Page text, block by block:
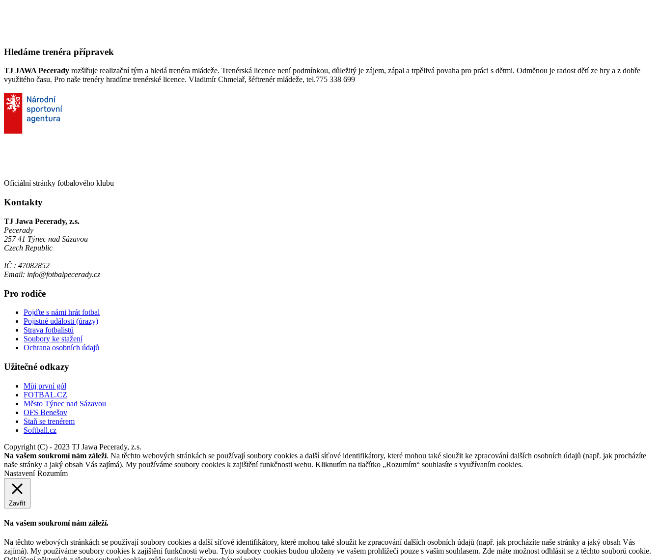
Hledáme trenéra přípravek
TJ JAWA Pecerady rozšiřuje realizační tým a hledá trenéra mládeže. Trenérská licence není podmínkou, důležitý je zájem, zápal a trpělivá povaha pro práci s dětmi. Odměnou je radost dětí ze hry a z dobře
využitého času. Pro naše trenéry hradíme trenérské licence. Vladimír Chmelař, šéftrenér mládeže, tel.775 338 699
Oficiální stránky fotbalového klubu
Kontakty
TJ Jawa Pecerady, z.s.
Pecerady
257 41 Týnec nad Sázavou
Czech Republic
IČ : 47082852
Email: info@fotbalpecerady.cz
Pro rodiče
Pojďte s námi hrát fotbal
Pojistné události (úrazy)
Strava fotbalistů
Soubory ke stažení
Ochrana osobních údajů
Užitečné odkazy
Můj první gól
FOTBAL.CZ
Město Týnec nad Sázavou
OFS Benešov
Staň se trenérem
Softball.cz
Copyright (C) - 2023 TJ Jawa Pecerady, z.s.
Na vašem soukromí nám záleží. Na těchto webových stránkách se používají soubory cookies a další síťové identifikátory, které mohou také sloužit ke zpracování dalších osobních údajů (např. jak procházíte
naše stránky a jaký obsah Vás zajímá). My používáme soubory cookies k zajištění funkčnosti webu. Kliknutím na tlačítko „Rozumím“ souhlasíte s využívaním cookies.
Nastavení Rozumím
Zavřít
Na vašem soukromí nám záleží.
Na těchto webových stránkách se používají soubory cookies a další síťové identifikátory, které mohou také sloužit ke zpracování dalších osobních údajů (např. jak procházíte naše stránky a jaký obsah Vás
zajímá). My používáme soubory cookies k zajištění funkčnosti webu. Tyto soubory cookies budou uloženy ve vašem prohlížeči pouze s vaším souhlasem. Zde máte možnost odhlásit se z těchto souborů cookie.